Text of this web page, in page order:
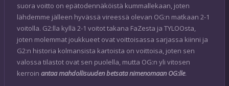
suora voitto on epätodennäköistä kummallekaan, joten
lähdemme jälleen hyvässä vireessä olevan OG:n matkaan 2-1
voitolla. G2:lla kyllä 2-1 voitot takana FaZesta ja TYLOOsta,
joten molemmat joukkueet ovat voittoisassa sarjassa kiinni ja
G2:n historia kolmansista kartoista on voittoisa, joten sen
valossa tilastot ovat sen puolella, mutta OG:n yli vitosen
kerroin antaa mahdollisuuden betsata nimenomaan OG:lle.